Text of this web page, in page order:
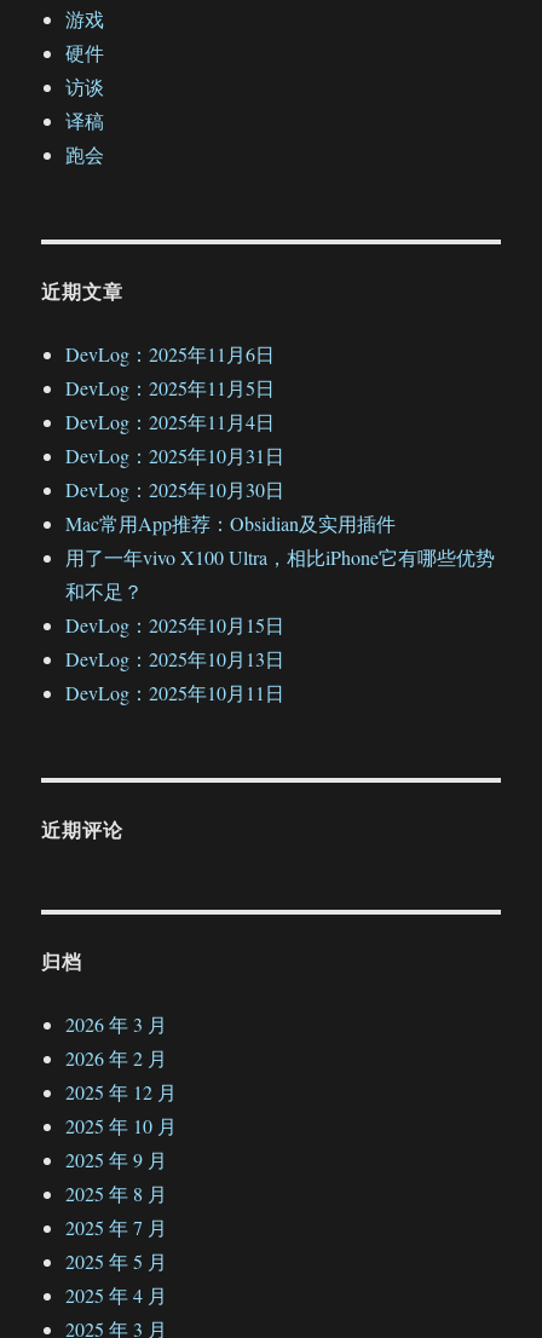
游戏
硬件
访谈
译稿
跑会
近期文章
DevLog：2025年11月6日
DevLog：2025年11月5日
DevLog：2025年11月4日
DevLog：2025年10月31日
DevLog：2025年10月30日
Mac常用App推荐：Obsidian及实用插件
用了一年vivo X100 Ultra，相比iPhone它有哪些优势
和不足？
DevLog：2025年10月15日
DevLog：2025年10月13日
DevLog：2025年10月11日
近期评论
归档
2026 年 3 月
2026 年 2 月
2025 年 12 月
2025 年 10 月
2025 年 9 月
2025 年 8 月
2025 年 7 月
2025 年 5 月
2025 年 4 月
2025 年 3 月